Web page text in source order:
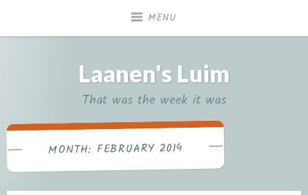
MENU
Laanen's Luim
That was the week it was
MONTH: FEBRUARY 2014